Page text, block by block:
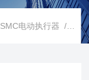
SMC电动执行器 / SMC代理SMC 电动夹爪 2爪型(F型) LEHF